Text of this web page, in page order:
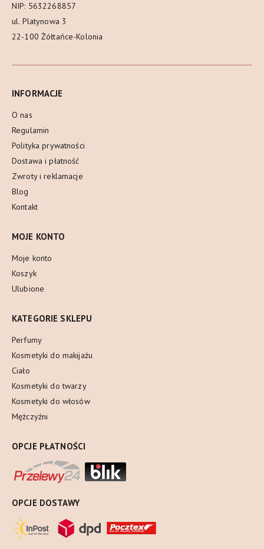
NIP: 5632268857
ul. Platynowa 3
22-100 Żółtańce-Kolonia
INFORMACJE
O nas
Regulamin
Polityka prywatności
Dostawa i płatność
Zwroty i reklamacje
Blog
Kontakt
MOJE KONTO
Moje konto
Koszyk
Ulubione
KATEGORIE SKLEPU
Perfumy
Kosmetyki do makijażu
Ciało
Kosmetyki do twarzy
Kosmetyki do włosów
Mężczyźni
OPCJE PŁATNOŚCI
OPCJE DOSTAWY